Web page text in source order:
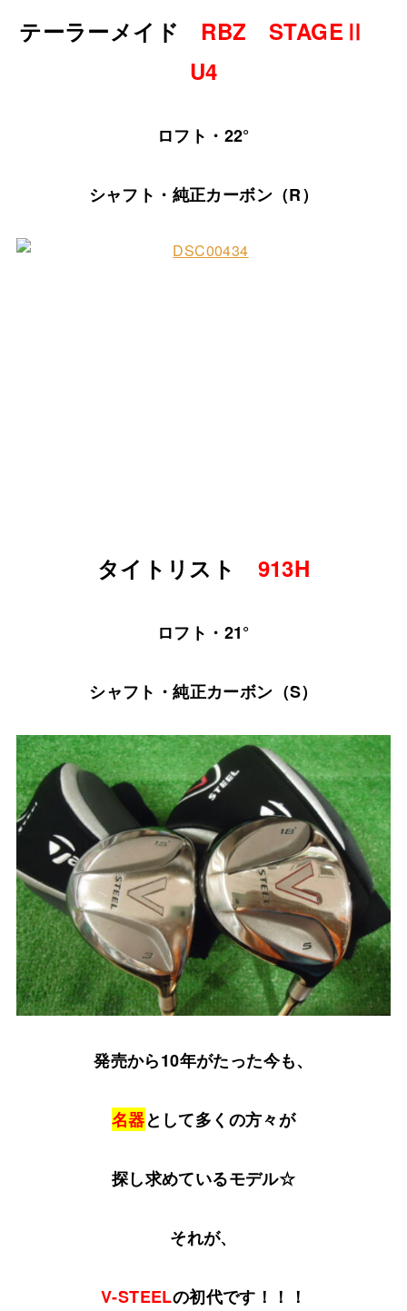
テーラーメイド RBZ STAGEⅡ
U4
ロフト・22°
シャフト・純正カーボン（R）
タイトリスト 913H
ロフト・21°
シャフト・純正カーボン（S）
発売から10年がたった今も、
名器として多くの方々が
探し求めているモデル☆
それが、
V-STEELの初代です！！！